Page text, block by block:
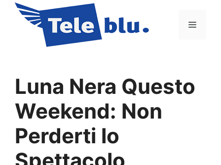
contenuto
Menu
Luna Nera Questo
Weekend: Non
Perderti lo